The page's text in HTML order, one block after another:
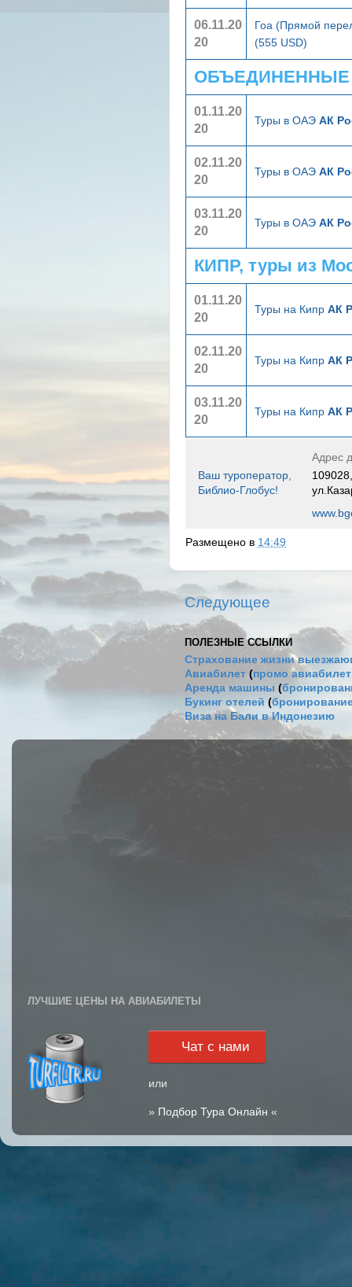
06.11.20
20
Гоа (Прямой
(555 USD)
ОБЪЕДИНЕННЫЕ
01.11.20
20
Туры в ОАЭ АК
02.11.20
20
Туры в ОАЭ АК
03.11.20
20
Туры в ОАЭ АК
КИПР, туры из
01.11.20
20
Туры на Кипр АК
02.11.20
20
Туры на Кипр АК
03.11.20
20
Туры на Кипр АК
Адрес
Ваш туроператор,
Библио-Глобус!
Размещено в 14:49
Следующее
ПОЛЕЗНЫЕ ССЫЛКИ
Страхование жизни
Авиабилет (промо
Аренда машины (
Букинг отелей (
Виза на Бали в Индонезию
ЛУЧШИЕ ЦЕНЫ НА АВИАБИЛЕТЫ
Чат с нами
или
» Подбор Тура Онлайн «